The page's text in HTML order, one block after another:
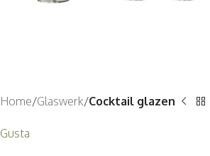
Home Glaswerk Cocktail glazen
Gusta